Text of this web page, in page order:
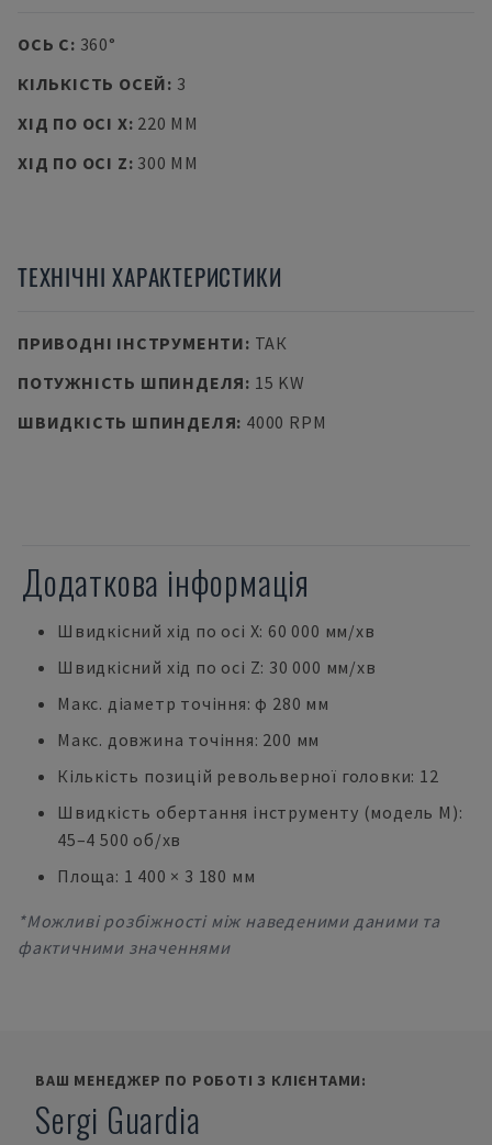
ОСЬ C: 360°
КІЛЬКІСТЬ ОСЕЙ: 3
ХІД ПО ОСІ X: 220 MM
ХІД ПО ОСІ Z: 300 MM
ТЕХНІЧНІ ХАРАКТЕРИСТИКИ
ПРИВОДНІ ІНСТРУМЕНТИ: ТАК
ПОТУЖНІСТЬ ШПИНДЕЛЯ: 15 KW
ШВИДКІСТЬ ШПИНДЕЛЯ: 4000 RPM
Додаткова інформація
Швидкісний хід по осі X: 60 000 мм/хв
Швидкісний хід по осі Z: 30 000 мм/хв
Макс. діаметр точіння: ϕ 280 мм
Макс. довжина точіння: 200 мм
Кількість позицій револьверної головки: 12
Швидкість обертання інструменту (модель M):
45–4 500 об/хв
Площа: 1 400 × 3 180 мм
*Можливі розбіжності між наведеними даними та
фактичними значеннями
ВАШ МЕНЕДЖЕР ПО РОБОТІ З КЛІЄНТАМИ:
Sergi Guardia